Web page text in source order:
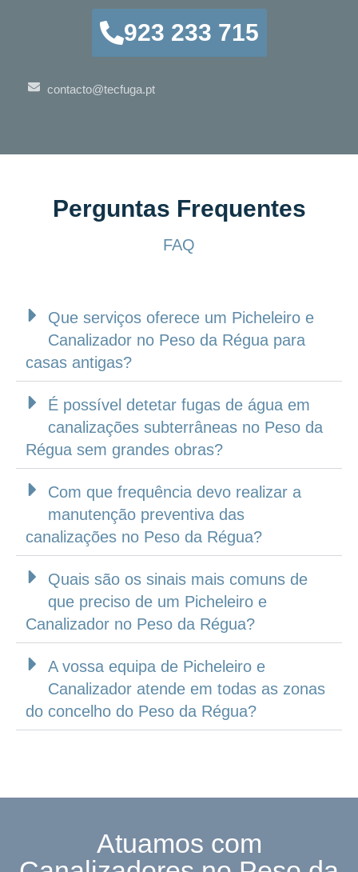
923 233 715
contacto@tecfuga.pt
Perguntas Frequentes
FAQ
Que serviços oferece um Picheleiro e
Canalizador no Peso da Régua para
casas antigas?
É possível detetar fugas de água em
canalizações subterrâneas no Peso da
Régua sem grandes obras?
Com que frequência devo realizar a
manutenção preventiva das
canalizações no Peso da Régua?
Quais são os sinais mais comuns de
que preciso de um Picheleiro e
Canalizador no Peso da Régua?
A vossa equipa de Picheleiro e
Canalizador atende em todas as zonas
do concelho do Peso da Régua?
Atuamos com